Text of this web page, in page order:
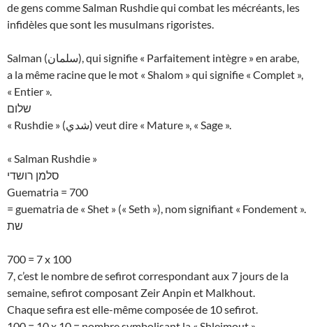
de gens comme Salman Rushdie qui combat les mécréants, les
infidèles que sont les musulmans rigoristes.
Salman (سلمان), qui signifie « Parfaitement intègre » en arabe,
a la même racine que le mot « Shalom » qui signifie « Complet »,
« Entier ».
שלום
« Rushdie » (شدي) veut dire « Mature », « Sage ».
« Salman Rushdie »
סלמן רושדי
Guematria = 700
= guematria de « Shet » (« Seth »), nom signifiant « Fondement ».
שת
700 = 7 x 100
7, c’est le nombre de sefirot correspondant aux 7 jours de la
semaine, sefirot composant Zeir Anpin et Malkhout.
Chaque sefira est elle-même composée de 10 sefirot.